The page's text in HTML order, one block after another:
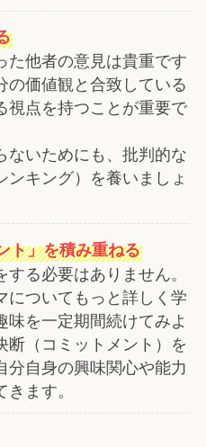
た他者の意見は貴重です
の価値観と合致している
視点を持つことが重要で
ないためにも、批判的な
キング）を養いましょ
ト」を積み重ねる
る必要はありません。
についてもっと詳しく学
味を一定期間続けてみよ
断（コミットメント）を
分自身の興味関心や能力
ます。